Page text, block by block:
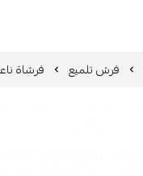
فرش تلميع فرشاة